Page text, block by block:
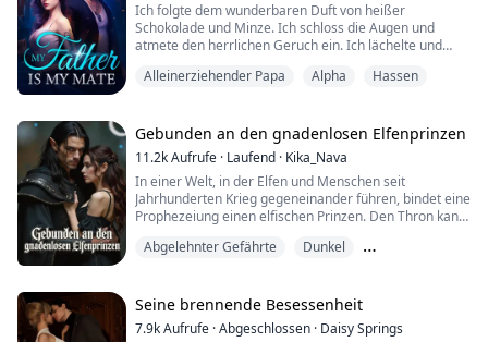
"Hatten wir Sex!?..."
"Warum kann ...
Ich folgte dem wunderbaren Duft von heißer
Schokolade und Minze. Ich schloss die Augen und
atmete den herrlichen Geruch ein. Ich lächelte und
entfernt war, meinen Gefährten zu treffen.
tun würden und wie viele Kinder wir haben würden. Ich
dankte der Mondgöttin still für dieses wunderbare
Gesc...
Alleinerziehender Papa Alpha Hassen
Gebunden an den gnadenlosen Elfenprinzen
11.2kAufrufe · Laufend · Kika_Nava
In einer Welt, in der Elfen und Menschen seit
Jahrhunderten Krieg gegeneinander führen, bindet eine
Prophezeiung einen elfischen Prinzen. Den Thron kann
Menschenfrau heiratet. Als eine Menschenfamilie die
ihre jüngere Schwester Verbena ausz...
Abgelehnter Gefährte
Dunkel
Seine brennende Besessenheit
7.9kAufrufe ·Abgeschlossen · Daisy Springs